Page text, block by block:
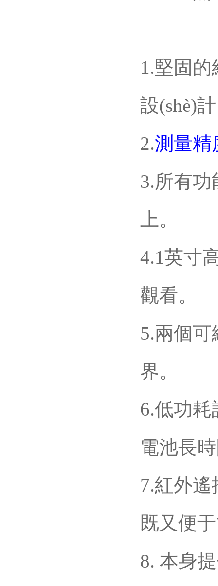
1.堅固的
設(shè)
2.測量精
3.所有
上。
4.1英寸
觀看。
5.兩個可
界。
6.低功耗
電池長時
7.紅外遙
既又便于管
8. 本身提